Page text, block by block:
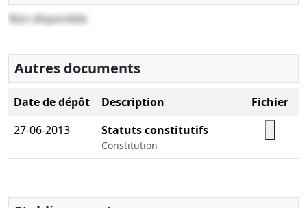
Non disponible
Autres documents
Date de dépôt Description
Fichier
27-06-2013
Statuts constitutifs
Constitution